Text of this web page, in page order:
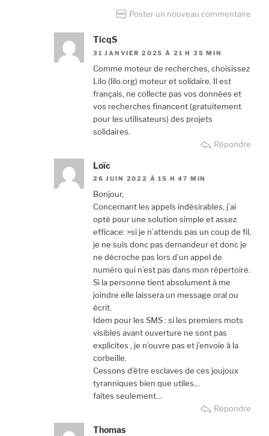
Poster un nouveau commentaire
TicqS
31 JANVIER 2025 À 21 H 35 MIN
Comme moteur de recherches, choisissez
Lilo (lilo.org) moteur et solidaire. Il est
français, ne collecte pas vos données et
vos recherches financent (gratuitement
pour les utilisateurs) des projets
solidaires.
Répondre
Loïc
26 JUIN 2022 À 15 H 47 MIN
Bonjour,
Concernant les appels indésirables, j’ai
opté pour une solution simple et assez
efficace: >si je n’attends pas un coup de fil,
je ne suis donc pas demandeur et donc je
ne décroche pas lors d’un appel de
numéro qui n’est pas dans mon répertoire.
Si la personne tient absolument à me
joindre elle laissera un message oral ou
écrit.
Idem pour les SMS : si les premiers mots
visibles avant ouverture ne sont pas
explicites , je n’ouvre pas et j’envoie à la
corbeille.
Cessons d’être esclaves de ces joujoux
tyranniques bien que utiles…
faites seulement…
Répondre
Thomas